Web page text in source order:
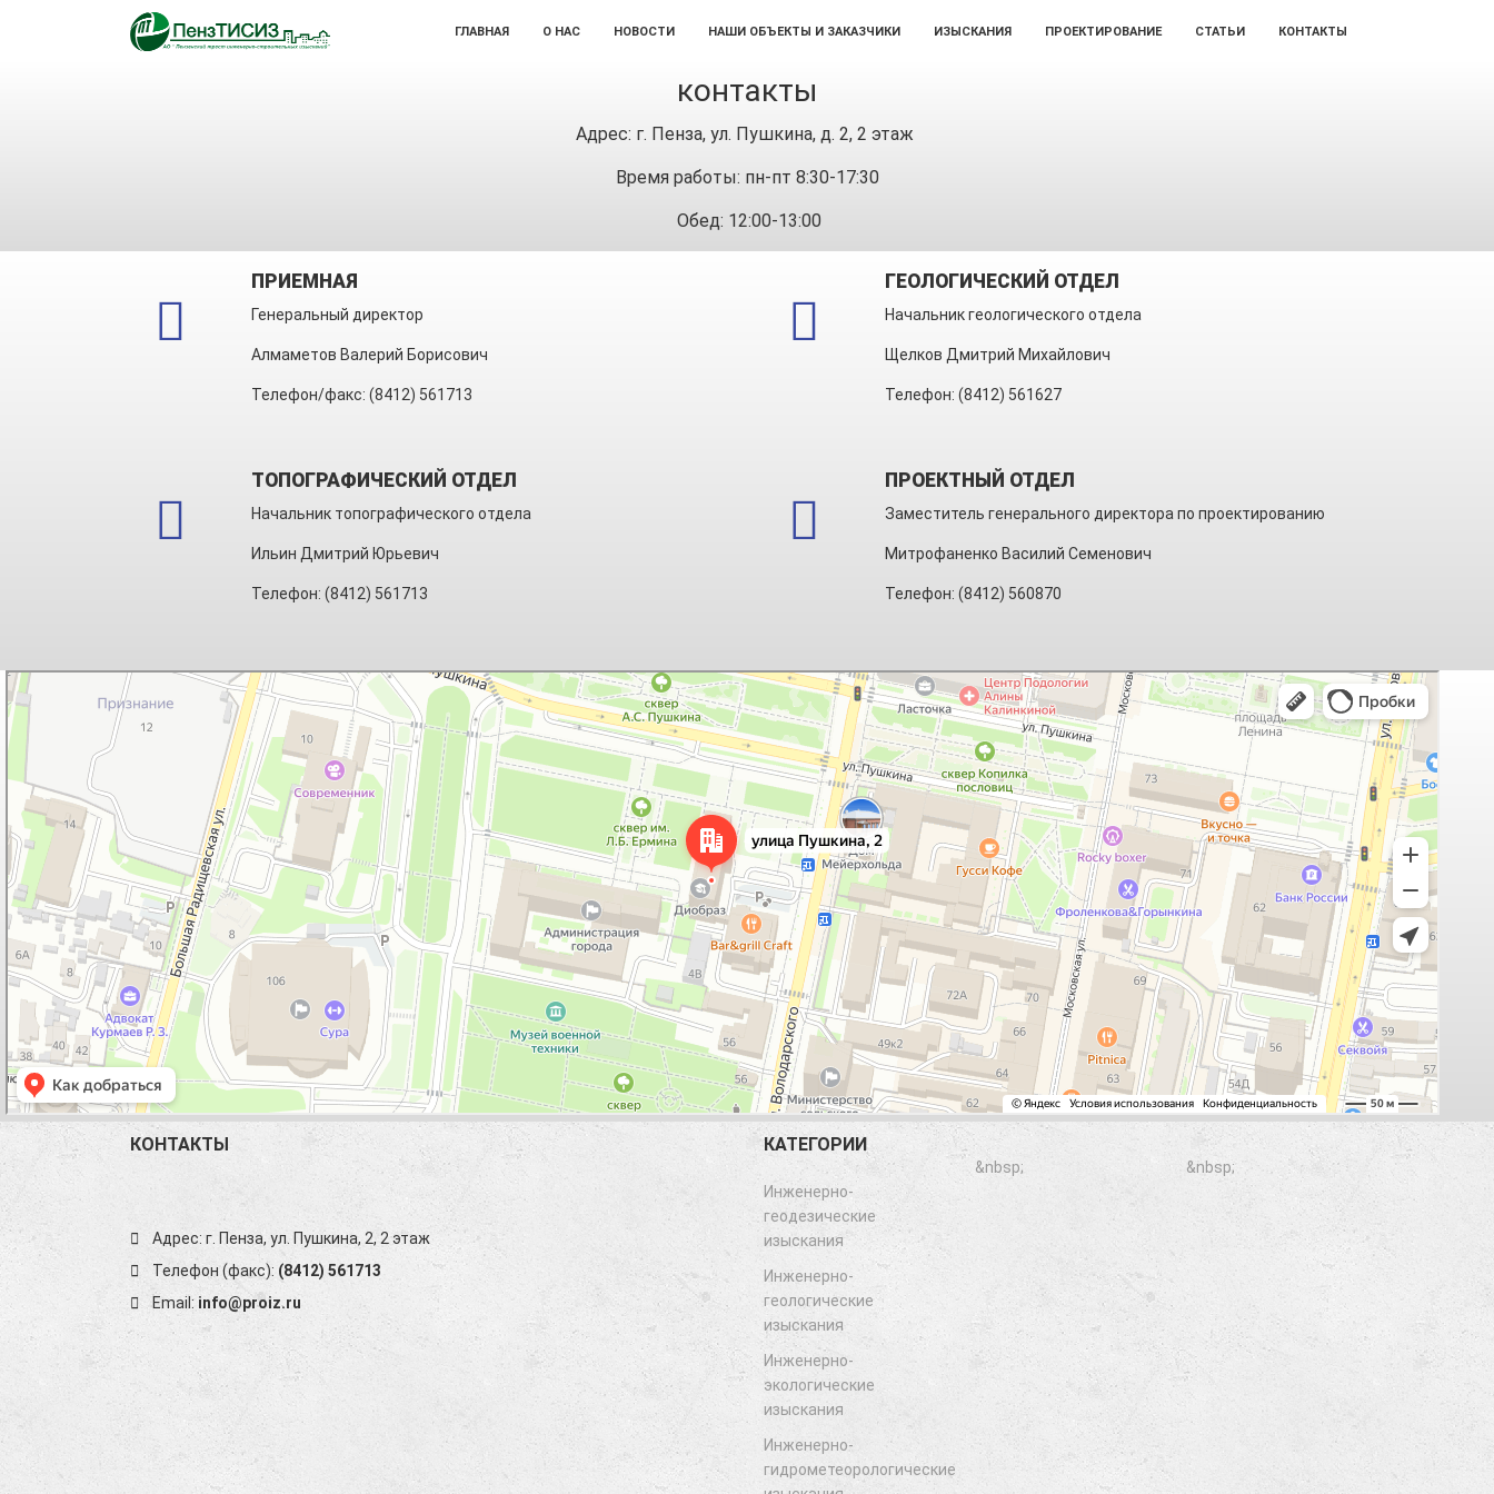
ГЛАВНАЯ О НАС НОВОСТИ НАШИ ОБЪЕКТЫ И ЗАКАЗЧИКИ ИЗЫСКАНИЯ ПРОЕКТИРОВАНИЕ СТАТЬИ КОНТАКТЫ
контакты
Адрес: г. Пенза, ул. Пушкина, д. 2, 2 этаж
Время работы: пн-пт 8:30-17:30
Обед: 12:00-13:00
ПРИЕМНАЯ
Генеральный директор
Алмаметов Валерий Борисович
Телефон/факс: (8412) 561713
ГЕОЛОГИЧЕСКИЙ ОТДЕЛ
Начальник геологического отдела
Щелков Дмитрий Михайлович
Телефон: (8412) 561627
ТОПОГРАФИЧЕСКИЙ ОТДЕЛ
Начальник топографического отдела
Ильин Дмитрий Юрьевич
Телефон: (8412) 561713
ПРОЕКТНЫЙ ОТДЕЛ
Заместитель генерального директора по проектированию
Митрофаненко Василий Семенович
Телефон: (8412) 560870
КОНТАКТЫ
Адрес: г. Пенза, ул. Пушкина, 2, 2 этаж
Телефон (факс): (8412) 561713
Email: info@proiz.ru
КАТЕГОРИИ
Инженерно-
геодезические
изыскания
Инженерно-
геологические
изыскания
Инженерно-
экологические
изыскания
Инженерно-
гидрометеорологические
&nbsp; &nbsp;